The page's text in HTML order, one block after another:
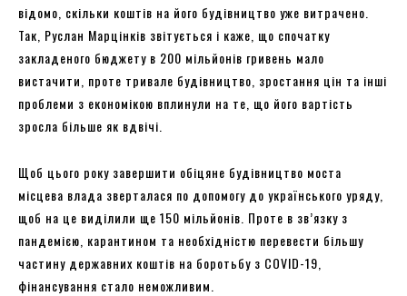
відомо, скільки коштів на його будівництво уже витрачено.
Так, Руслан Марцінків звітується і каже, що спочатку
закладеного бюджету в 200 мільйонів гривень мало
вистачити, проте тривале будівництво, зростання цін та інші
проблеми з економікою вплинули на те, що його вартість
зросла більше як вдвічі.
Щоб цього року завершити обіцяне будівництво моста
місцева влада зверталася по допомогу до українського уряду,
щоб на це виділили ще 150 мільйонів. Проте в зв’язку з
пандемією, карантином та необхідністю перевести більшу
частину державних коштів на боротьбу з COVID-19,
фінансування стало неможливим.